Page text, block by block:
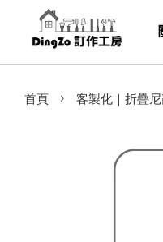
首頁 › 客製化｜折疊